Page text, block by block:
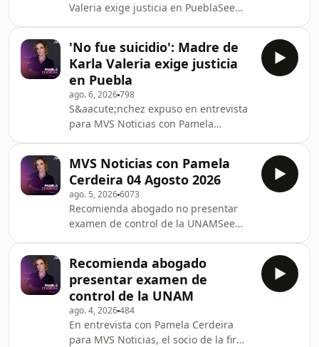
Valeria exige justicia en PueblaSee
'No fue suicidio': Madre de
Karla Valeria exige justicia
en Puebla
ago. 6, 2026798
S&aacute;nchez expuso en entrevista
para MVS Noticias con Pamela
S&aacute;nchez, una joven estudiante
de Derecho, educadora y madre de
un ni&ntilde;o de 4
a&ntilde;os,&nbsp;hallada sin vida
tras sufrir violencia
sistem&aacute;tica por parte de su
esposo.See omnystudio.com/listener
for privacy information.
MVS Noticias con Pamela
Cerdeira 04 Agosto 2026
ago. 5, 20266073
Recomienda abogado no presentar
examen de control de la UNAMSee
Recomienda abogado
presentar examen de
control de la UNAM
ago. 4, 2026484
En entrevista con Pamela Cerdeira
para MVS Noticias, el socio de la firma